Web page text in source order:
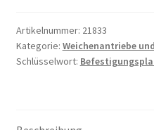
Artikelnummer: 21833
Kategorie: Weichenantriebe
Schlüsselwort: